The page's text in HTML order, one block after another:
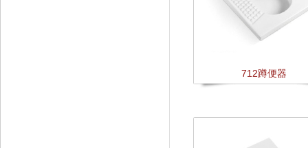
712蹲便器